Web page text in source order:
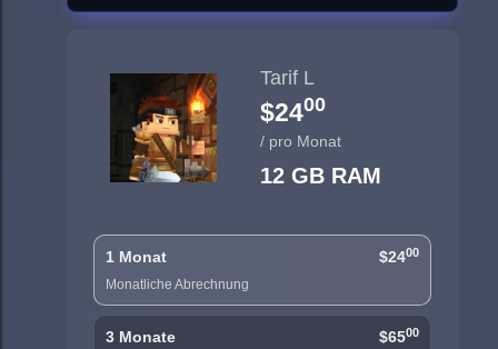
Tarif L
$2400
/ pro Monat
12 GB RAM
1 Monat $2400
Monatliche Abrechnung
3 Monate $6500